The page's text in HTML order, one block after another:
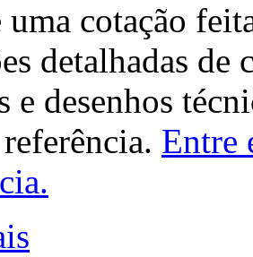
cotação
detalhadas de
e desenhos
Entre